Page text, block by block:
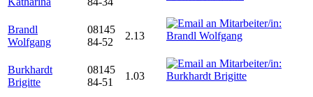
Brandl
Wolfgang
08145
84-52
2.13
Burkhardt
Brigitte
08145
84-51
1.03